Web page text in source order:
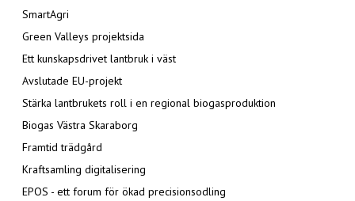
SmartAgri
Green Valleys projektsida
Ett kunskapsdrivet lantbruk i väst
Avslutade EU-projekt
Stärka lantbrukets roll i en regional biogasproduktion
Biogas Västra Skaraborg
Framtid trädgård
Kraftsamling digitalisering
EPOS - ett forum för ökad precisionsodling